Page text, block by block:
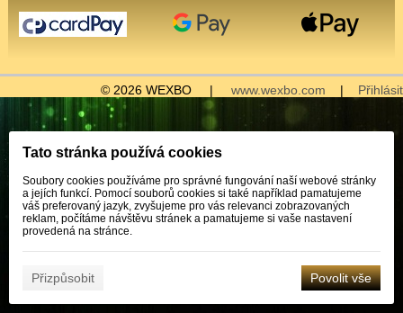
© 2026 WEXBO | www.wexbo.com | Přihlásit
Tato stránka používá cookies
Soubory cookies používáme pro správné fungování naší webové stránky
a jejích funkcí. Pomocí souborů cookies si také například pamatujeme
váš preferovaný jazyk, zvyšujeme pro vás relevanci zobrazovaných
reklam, počítáme návštěvu stránek a pamatujeme si vaše nastavení
provedená na stránce.
Přizpůsobit Povolit vše